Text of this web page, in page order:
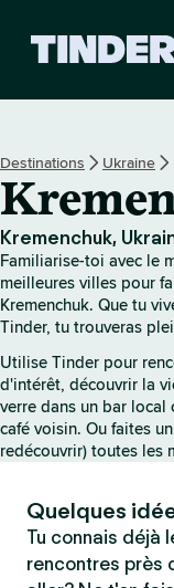
Destinations Ukraine
Kremenchuk,
Familiarise-toi avec le
meilleures villes pour
Kremenchuk. Que tu
Tinder, tu trouveras
Utilise Tinder pour
d'intérêt, découvrir la
verre dans un bar local
café voisin. Ou faites
redécouvrir) toutes les
Quelques
Tu connais déjà
rencontres près